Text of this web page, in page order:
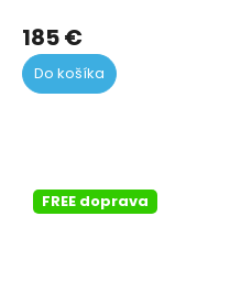
185 €
Do košíka
FREE doprava